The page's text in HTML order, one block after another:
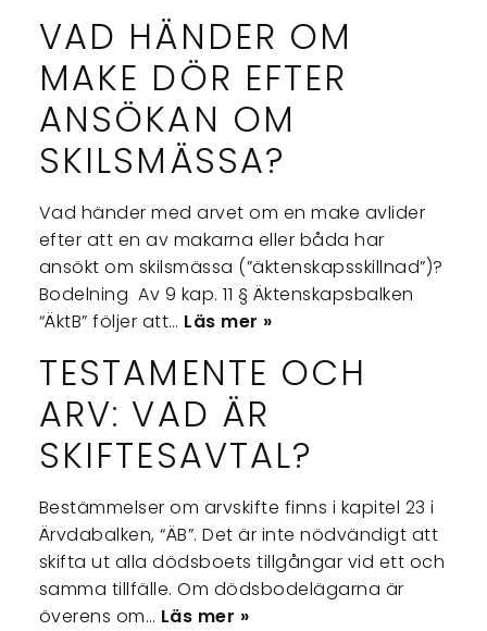
VAD HÄNDER OM
MAKE DÖR EFTER
ANSÖKAN OM
SKILSMÄSSA?
Vad händer med arvet om en make avlider
efter att en av makarna eller båda har
ansökt om skilsmässa (”äktenskapsskillnad”)?
Bodelning Av 9 kap. 11 § Äktenskapsbalken
“ÄktB” följer att… Läs mer »
TESTAMENTE OCH
ARV: VAD ÄR
SKIFTESAVTAL?
Bestämmelser om arvskifte finns i kapitel 23 i
Ärvdabalken, “ÄB”. Det är inte nödvändigt att
skifta ut alla dödsboets tillgångar vid ett och
samma tillfälle. Om dödsbodelägarna är
överens om… Läs mer »